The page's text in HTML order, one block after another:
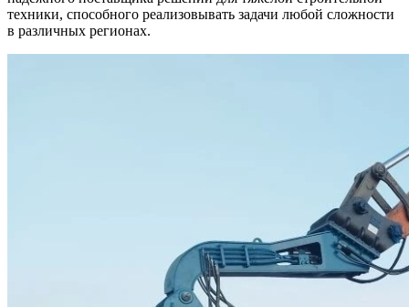
техники, способного реализовывать задачи любой сложности
в различных регионах.